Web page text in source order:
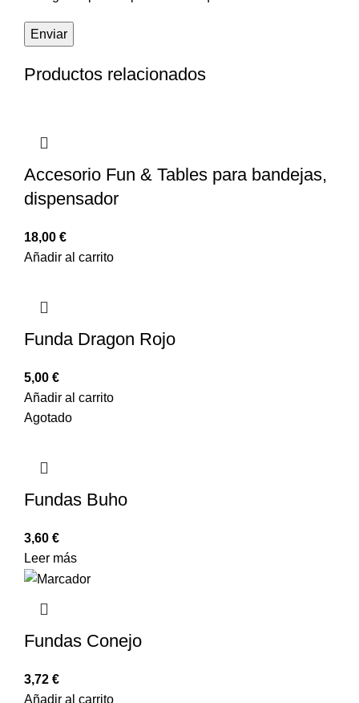
Productos relacionados
Accesorio Fun & Tables para bandejas,
dispensador
18,00 €
Añadir al carrito
Funda Dragon Rojo
5,00 €
Añadir al carrito
Agotado
Fundas Buho
3,60 €
Leer más
Fundas Conejo
3,72 €
Añadir al carrito